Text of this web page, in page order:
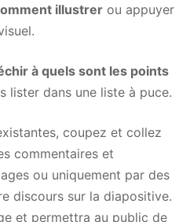
illustrer ou appuyer
à quels sont les points
lister dans une liste à puce.
coupez et collez
commentaires et
ou uniquement par des
discours sur la diapositive.
et permettra au public de